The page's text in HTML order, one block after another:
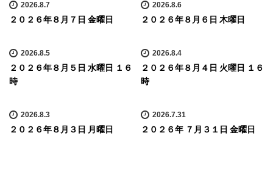
2026.8.7
２０２６年８月７日 金曜日
2026.8.6
２０２６年８月６日 木曜日
2026.8.5
２０２６年８月５日 水曜日 １６
時
2026.8.4
２０２６年８月４日 火曜日 １６
時
2026.8.3
２０２６年８月３日 月曜日
2026.7.31
２０２６年 ７月３１日 金曜日